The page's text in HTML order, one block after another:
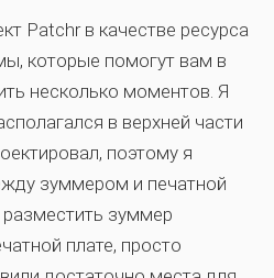
Patchr в качестве ресурса
которые помогут вам в
несколько моментов. Я
в верхней части
поэтому я
зуммером и печатной
разместить зуммер
плате, просто